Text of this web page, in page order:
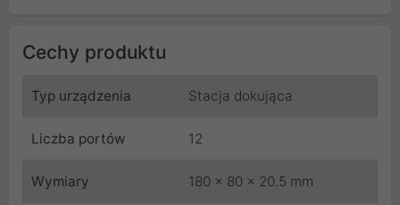
Cechy produktu
Typ urządzenia Stacja dokująca
Liczba portów 12
Wymiary 180 x 80 x 20.5 mm